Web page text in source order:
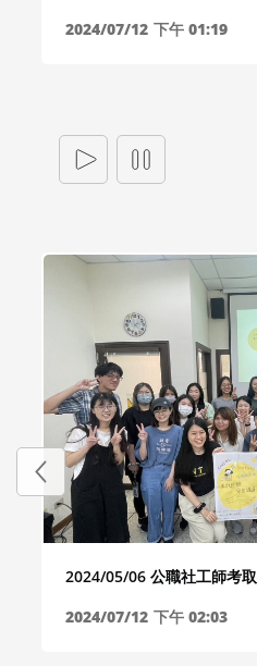
2024/07/12 下午 01:19
2024/05/06 公職社工師考
2024/07/12 下午 02:03